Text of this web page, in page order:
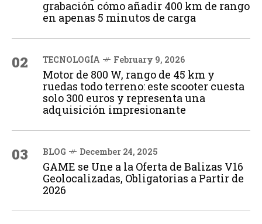
grabación cómo añadir 400 km de rango
en apenas 5 minutos de carga
02 TECNOLOGÍA February 9, 2026
Motor de 800 W, rango de 45 km y
ruedas todo terreno: este scooter cuesta
solo 300 euros y representa una
adquisición impresionante
03 BLOG December 24, 2025
GAME se Une a la Oferta de Balizas V16
Geolocalizadas, Obligatorias a Partir de
2026